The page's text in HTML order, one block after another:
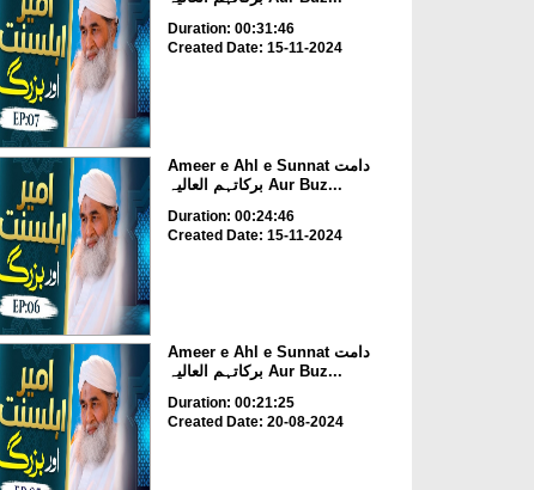
Duration: 00:31:46
Created Date: 15-11-2024
Ameer e Ahl e Sunnat دامت
برکاتہم العالیہ Aur Buz...
Duration: 00:24:46
Created Date: 15-11-2024
Ameer e Ahl e Sunnat دامت
برکاتہم العالیہ Aur Buz...
Duration: 00:21:25
Created Date: 20-08-2024